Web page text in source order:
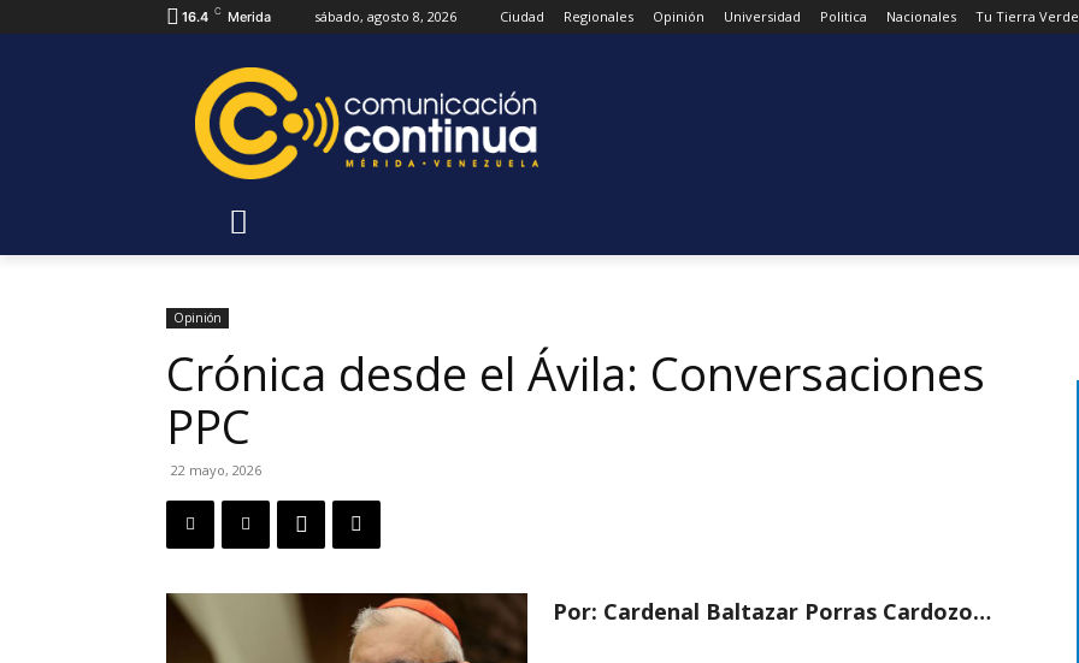
16.4 C Merida sábado, agosto 8, 2026 Ciudad Regionales Opinión Universidad Politica Nacionales Tu Tierra Verde
Opinión
Crónica desde el Ávila: Conversaciones
PPC
22 mayo, 2026
Por: Cardenal Baltazar Porras Cardozo…